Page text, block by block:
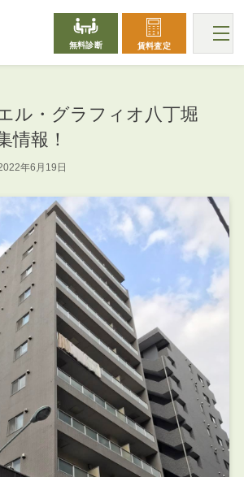
無料診断 賃料査定
ル・グラフィオ八丁堀
情報！
年6月19日